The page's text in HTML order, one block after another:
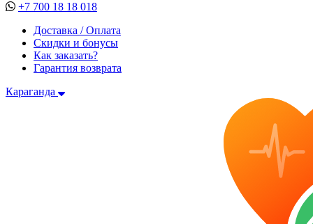
+7 700 18 18 018
Доставка / Оплата
Скидки и бонусы
Как заказать?
Гарантия возврата
Караганда